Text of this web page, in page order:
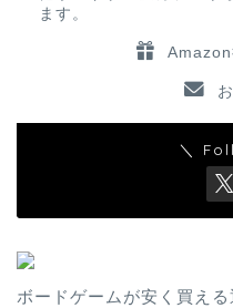
ます。
Amazon
＼
ボードゲームが安く買える